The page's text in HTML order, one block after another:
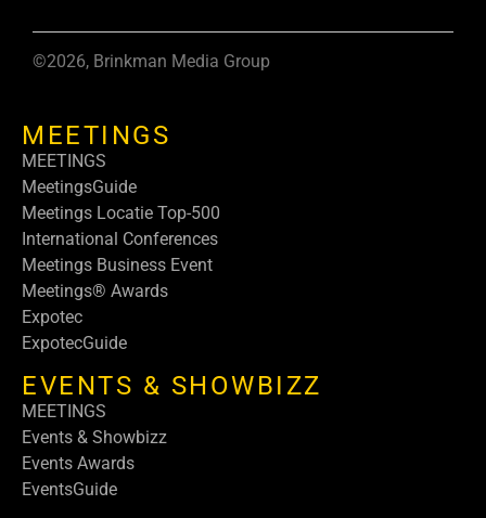
©2026, Brinkman Media Group
MEETINGS
MEETINGS
MeetingsGuide
Meetings Locatie Top-500
International Conferences
Meetings Business Event
Meetings® Awards
Expotec
ExpotecGuide
EVENTS & SHOWBIZZ
MEETINGS
Events & Showbizz
Events Awards
EventsGuide